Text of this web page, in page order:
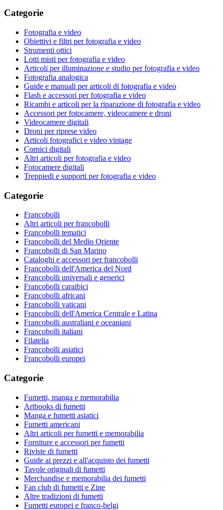
Categorie
Fotografia e video
Obiettivi e filtri per fotografia e video
Strumenti ottici
Lotti misti per fotografia e video
Articoli per illuminazione e studio per fotografia e video
Fotografia analogica
Guide e manuali per articoli di fotografia e video
Flash e accessori per fotografia e video
Ricambi e articoli per la riparazione di fotografia e video
Accessori per fotocamere, videocamere e droni
Videocamere digitali
Droni per riprese video
Articoli fotografici e video vintage
Cornici digitali
Altri articoli per fotografia e video
Fotocamere digitali
Treppiedi e supporti per fotografia e video
Categorie
Francobolli
Altri articoli per francobolli
Francobolli tematici
Francobolli del Medio Oriente
Francobolli di San Marino
Cataloghi e accessori per francobolli
Francobolli dell'America del Nord
Francobolli universali e generici
Francobolli caraibici
Francobolli africani
Francobolli vaticani
Francobolli dell'America Centrale e Latina
Francobolli australiani e oceaniani
Francobolli italiani
Filatelia
Francobolli asiatici
Francobolli europei
Categorie
Fumetti, manga e memorabilia
Artbooks di fumetti
Manga e fumetti asiatici
Fumetti americani
Altri articoli per fumetti e memorabilia
Forniture e accessori per fumetti
Riviste di fumetti
Guide ai prezzi e all'acquisto dei fumetti
Tavole originali di fumetti
Merchandise e memorabilia dei fumetti
Fan club di fumetti e Zine
Altre tradizioni di fumetti
Fumetti europei e franco-belgi